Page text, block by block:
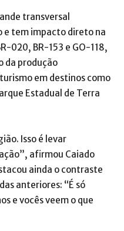
transversal
e tem impacto direto na
020, BR-153 e GO-118,
da produção
em destinos como
Estadual de Terra
Isso é levar
afirmou Caiado
ainda o contraste
anteriores: “É só
e vocês veem o que